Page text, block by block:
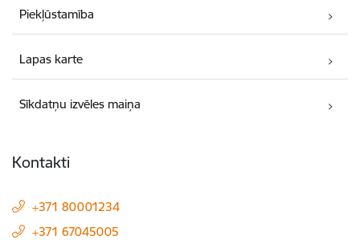
Piekļūstamība
Lapas karte
Sīkdatņu izvēles maiņa
Kontakti
+371 80001234
+371 67045005